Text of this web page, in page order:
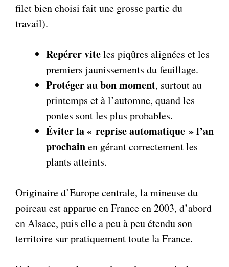
filet bien choisi fait une grosse partie du
travail).
Repérer viteles piqûres alignées et les
premiers jaunissements du feuillage.
Protéger au bon moment, surtout au
printemps et à l’automne, quand les
pontes sont les plus probables.
Éviter la « reprise automatique » l’an
prochainen gérant correctement les
plants atteints.
Originaire d’Europe centrale, la mineuse du
poireau est apparue en France en 2003, d’abord
en Alsace, puis elle a peu à peu étendu son
territoire sur pratiquement toute la France.